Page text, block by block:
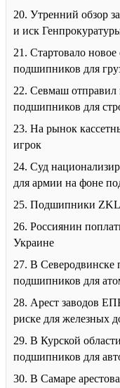
20. Утренний обзор
и иск
21. Стартовало
подшипников для
22. Севмаш отправил
подшипников для
23. На рынок
игрок
24. Суд
для армии на фоне
25. Подшипники ZKL
26. Россиянин
Украине
27. В Северодвинске
подшипников для
28. Арест заводов
риске для железных
29. В Курской
подшипников для
30. В Самаре